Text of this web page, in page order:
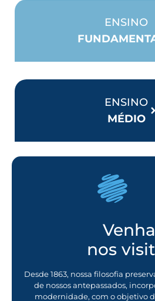
ENSINO
ENSINO
MÉDIO
Venha
nos
Desde 1863, nossa filosofia
de nossos antepassados,
modernidade, com o objetivo